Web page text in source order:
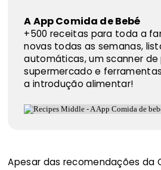
A App Comida de Bebé
+500 receitas para toda a
novas todas as semanas,
automáticas, um scanner
supermercado e
a introdução alimentar!
Apesar das recomendações da